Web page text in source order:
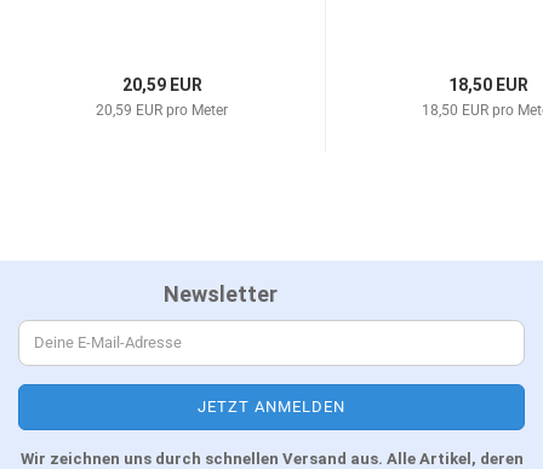
20,59 EUR
20,59 EUR pro Meter
18,50 EUR
18,50 EUR pro
Newsletter
Wir zeichnen uns durch schnellen Versand aus. Alle Artikel, deren